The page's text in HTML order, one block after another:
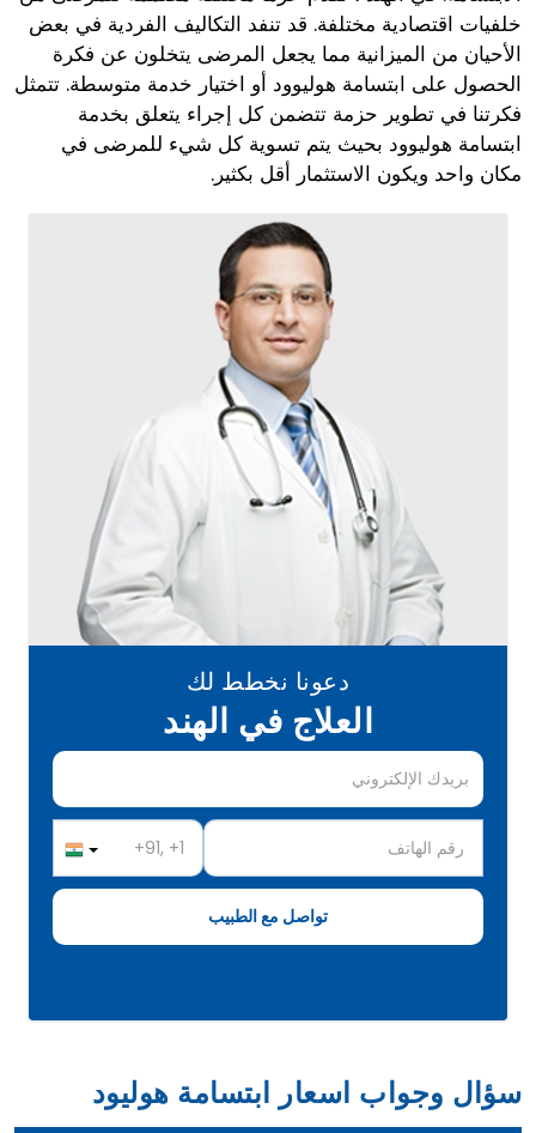
خلفيات اقتصادية مختلفة. قد تنفد التكاليف الفردية في بعض
الأحيان من الميزانية مما يجعل المرضى يتخلون عن فكرة
الحصول على ابتسامة هوليوود أو اختيار خدمة متوسطة. تتمثل
فكرتنا في تطوير حزمة تتضمن كل إجراء يتعلق بخدمة
ابتسامة هوليوود بحيث يتم تسوية كل شيء للمرضى في
مكان واحد ويكون الاستثمار أقل بكثير.
دعونا نخطط لك
العلاج في الهند
سؤال وجواب اسعار ابتسامة هوليود